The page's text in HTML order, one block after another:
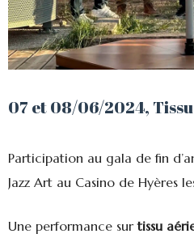
07 et 08/06/2024,
Participation au gala de fin
Jazz Art au Casino de Hyères
Une performance surtissu